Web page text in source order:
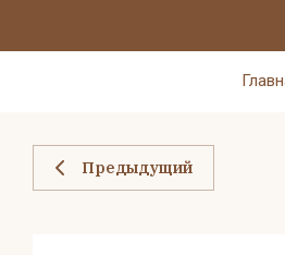
Предыдущий